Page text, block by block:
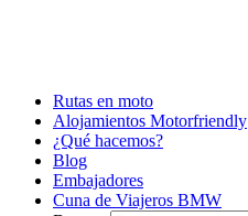
Rutas en moto
Alojamientos Motorfriendly
¿Qué hacemos?
Blog
Embajadores
Cuna de Viajeros BMW